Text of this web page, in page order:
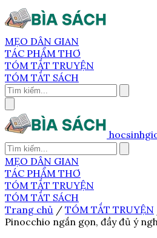
MẸO DÂN GIAN
TÁC PHẨM THƠ
TÓM TẮT TRUYỆN
TÓM TẮT SÁCH
MẸO DÂN GIAN
TÁC PHẨM THƠ
TÓM TẮT TRUYỆN
TÓM TẮT SÁCH
Trang chủ / TÓM TẮT TRUYỆN
Pinocchio ngắn gọn, đầy đủ ý